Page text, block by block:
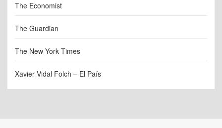
The Economist
The Guardian
The New York Times
Xavier Vidal Folch – El País